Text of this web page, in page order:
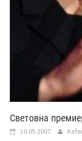
Световна
10.05.2007